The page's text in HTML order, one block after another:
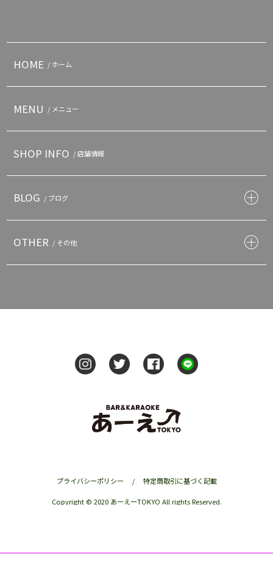
HOME / ホーム
MENU / メニュー
SHOP INFO / 店舗情報
BLOG / ブログ
OTHER / その他
プライバシーポリシー / 特定商取引に基づく記載
Copyright © 2020 あーえーTOKYO All rights Reserved.